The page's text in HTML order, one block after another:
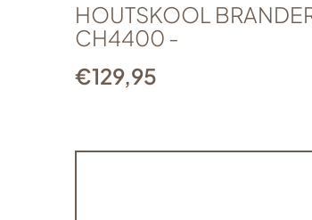
HOUTSKOOL
CH4400 -
€129,95